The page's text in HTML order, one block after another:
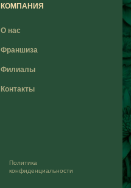
КОМПАНИЯ
О нас
Франшиза
Филиалы
Контакты
Политика
конфиденциальности